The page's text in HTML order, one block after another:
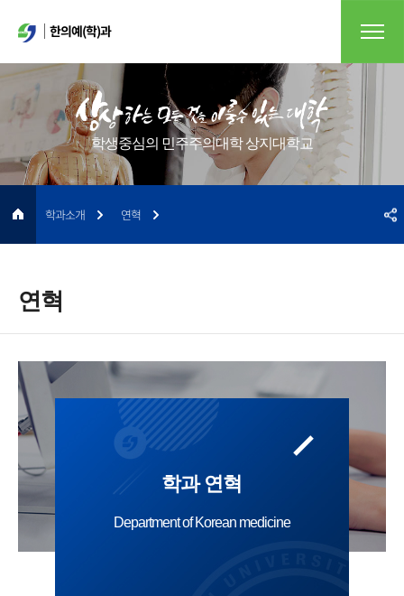
한의예(학)과
학생중심의 민주주의대학 상지대학교
연혁
학과소개 연혁
학과 연혁
Department of Korean medicine